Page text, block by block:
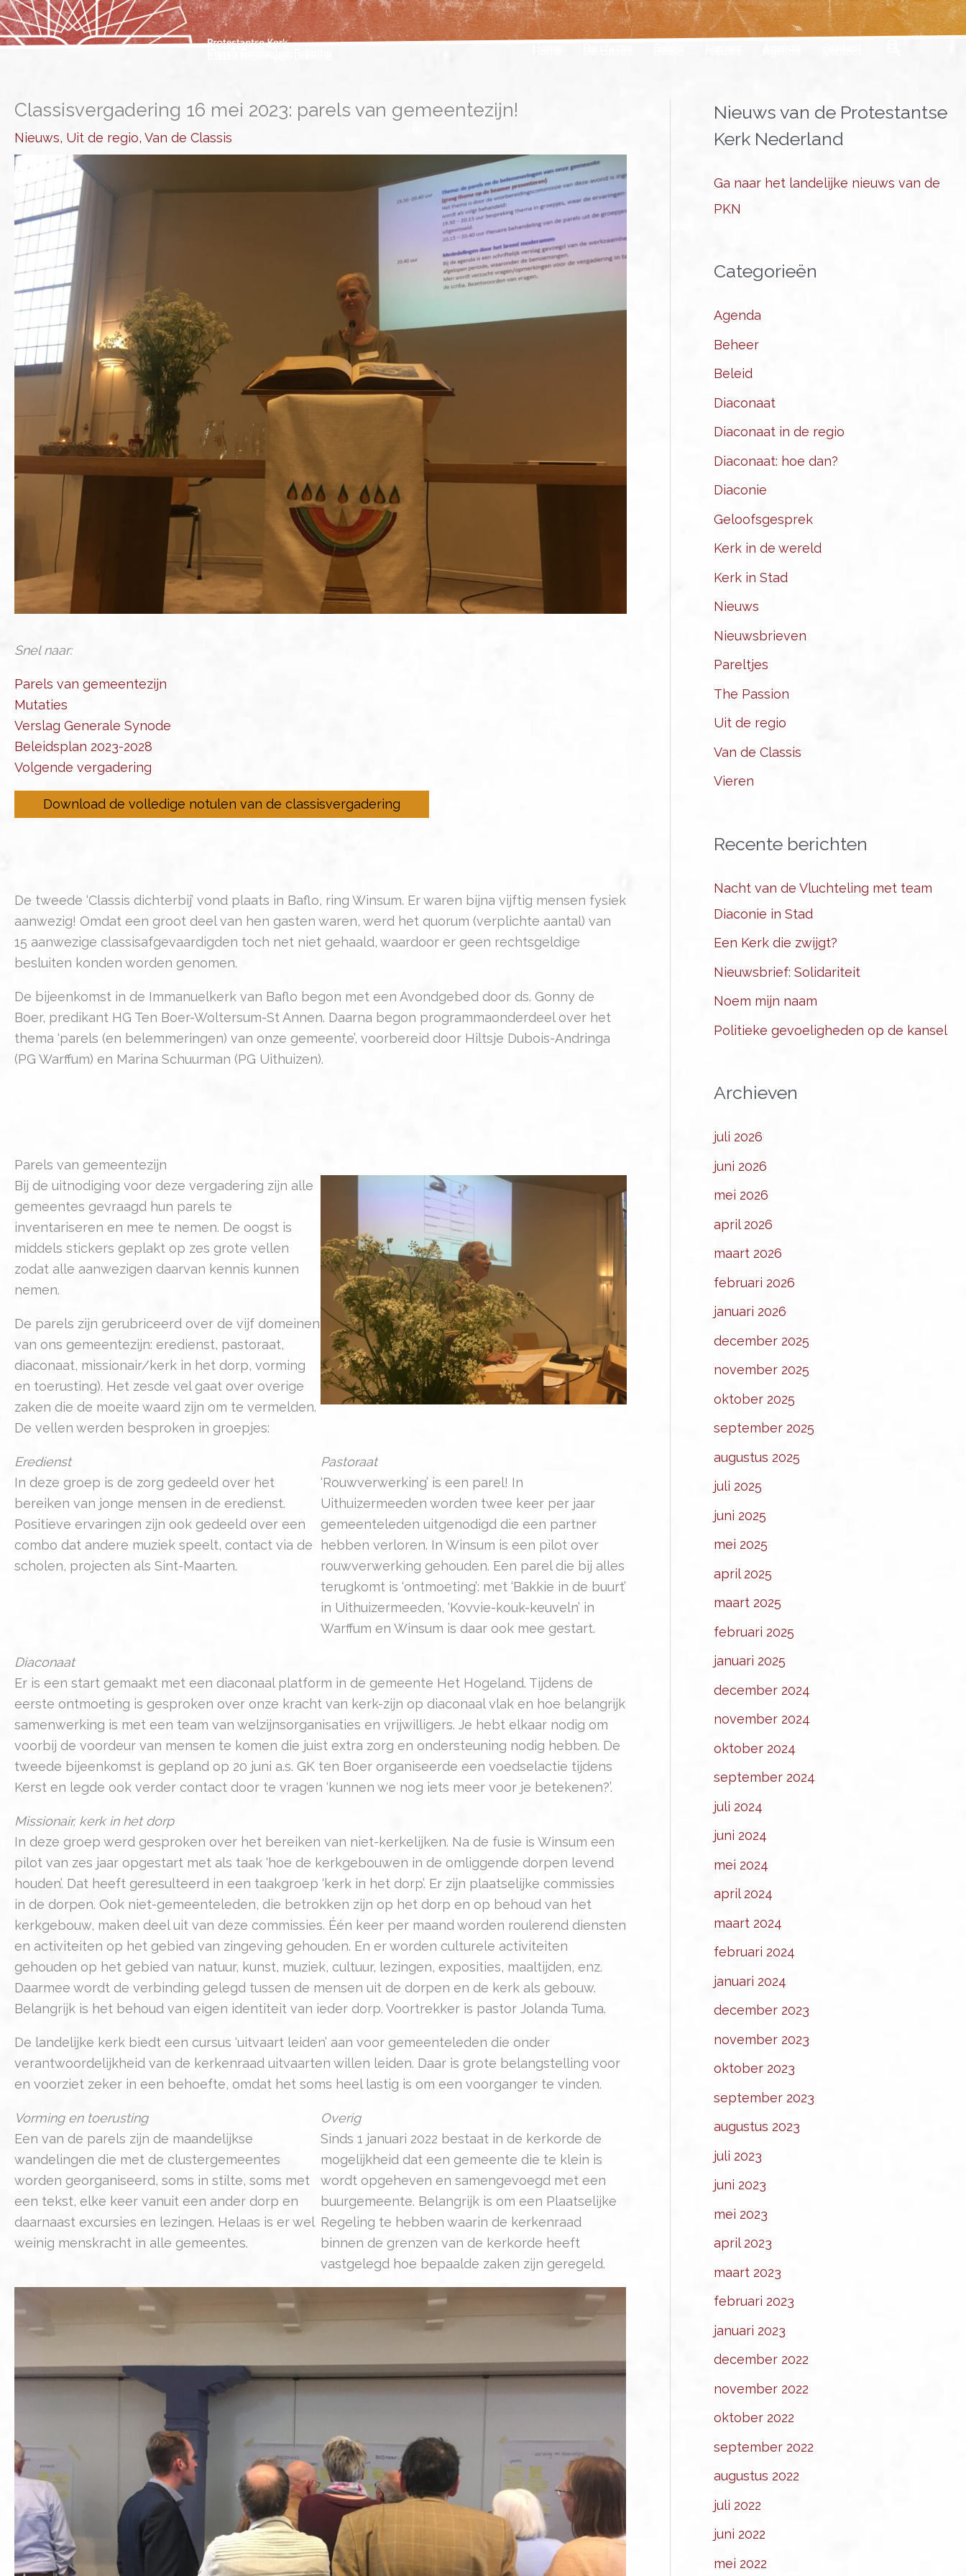
Ga
naar
Classisvergadering 16 mei 2023: parels van gemeentezijn!
Nieuws, Uit de regio, Van de Classis
Snel naar:
Parels van gemeentezijn
Mutaties
Verslag Generale Synode
Beleidsplan 2023-2028
Volgende vergadering
Download de volledige notulen van de classisvergadering
De tweede ‘Classis dichterbij’ vond plaats in Baflo, ring Winsum. Er waren bijna vijftig mensen fysiek
aanwezig! Omdat een groot deel van hen gasten waren, werd het quorum (verplichte aantal) van
15 aanwezige classisafgevaardigden toch net niet gehaald, waardoor er geen rechtsgeldige
besluiten konden worden genomen.
De bijeenkomst in de Immanuelkerk van Baflo begon met een Avondgebed door ds. Gonny de
Boer, predikant HG Ten Boer-Woltersum-St Annen. Daarna begon programmaonderdeel over het
thema ‘parels (en belemmeringen) van onze gemeente’, voorbereid door Hiltsje Dubois-Andringa
(PG Warffum) en Marina Schuurman (PG Uithuizen).
Parels van gemeentezijn
Bij de uitnodiging voor deze vergadering zijn alle
gemeentes gevraagd hun parels te
inventariseren en mee te nemen. De oogst is
middels stickers geplakt op zes grote vellen
zodat alle aanwezigen daarvan kennis kunnen
nemen.
De parels zijn gerubriceerd over de vijf domeinen
van ons gemeentezijn: eredienst, pastoraat,
diaconaat, missionair/kerk in het dorp, vorming
en toerusting). Het zesde vel gaat over overige
zaken die de moeite waard zijn om te vermelden.
De vellen werden besproken in groepjes:
Eredienst
In deze groep is de zorg gedeeld over het
bereiken van jonge mensen in de eredienst.
Positieve ervaringen zijn ook gedeeld over een
combo dat andere muziek speelt, contact via de
scholen, projecten als Sint-Maarten.
Pastoraat
‘Rouwverwerking’ is een parel! In
Uithuizermeeden worden twee keer per jaar
gemeenteleden uitgenodigd die een partner
hebben verloren. In Winsum is een pilot over
rouwverwerking gehouden. Een parel die bij alles
terugkomt is ‘ontmoeting’: met ‘Bakkie in de buurt’
in Uithuizermeeden, ‘Kovvie-kouk-keuveln’ in
Warffum en Winsum is daar ook mee gestart.
Diaconaat
Er is een start gemaakt met een diaconaal platform in de gemeente Het Hogeland. Tijdens de
eerste ontmoeting is gesproken over onze kracht van kerk-zijn op diaconaal vlak en hoe belangrijk
samenwerking is met een team van welzijnsorganisaties en vrijwilligers. Je hebt elkaar nodig om
voorbij de voordeur van mensen te komen die juist extra zorg en ondersteuning nodig hebben. De
tweede bijeenkomst is gepland op 20 juni a.s. GK ten Boer organiseerde een voedselactie tijdens
Kerst en legde ook verder contact door te vragen ‘kunnen we nog iets meer voor je betekenen?’.
Missionair, kerk in het dorp
In deze groep werd gesproken over het bereiken van niet-kerkelijken. Na de fusie is Winsum een
pilot van zes jaar opgestart met als taak ‘hoe de kerkgebouwen in de omliggende dorpen levend
houden’. Dat heeft geresulteerd in een taakgroep ‘kerk in het dorp’. Er zijn plaatselijke commissies
in de dorpen. Ook niet-gemeenteleden, die betrokken zijn op het dorp en op behoud van het
kerkgebouw, maken deel uit van deze commissies. Één keer per maand worden roulerend diensten
en activiteiten op het gebied van zingeving gehouden. En er worden culturele activiteiten
gehouden op het gebied van natuur, kunst, muziek, cultuur, lezingen, exposities, maaltijden, enz.
Daarmee wordt de verbinding gelegd tussen de mensen uit de dorpen en de kerk als gebouw.
Belangrijk is het behoud van eigen identiteit van ieder dorp. Voortrekker is pastor Jolanda Tuma.
De landelijke kerk biedt een cursus ‘uitvaart leiden’ aan voor gemeenteleden die onder
verantwoordelijkheid van de kerkenraad uitvaarten willen leiden. Daar is grote belangstelling voor
en voorziet zeker in een behoefte, omdat het soms heel lastig is om een voorganger te vinden.
Vorming en toerusting
Een van de parels zijn de maandelijkse
wandelingen die met de clustergemeentes
worden georganiseerd, soms in stilte, soms met
een tekst, elke keer vanuit een ander dorp en
daarnaast excursies en lezingen. Helaas is er wel
weinig menskracht in alle gemeentes.
Overig
Sinds 1 januari 2022 bestaat in de kerkorde de
mogelijkheid dat een gemeente die te klein is
wordt opgeheven en samengevoegd met een
buurgemeente. Belangrijk is om een Plaatselijke
Regeling te hebben waarin de kerkenraad
binnen de grenzen van de kerkorde heeft
vastgelegd hoe bepaalde zaken zijn geregeld.
Nieuws van de Protestantse
Kerk Nederland
Ga naar het landelijke nieuws van de
PKN
Categorieën
Agenda
Beheer
Beleid
Diaconaat
Diaconaat in de regio
Diaconaat: hoe dan?
Diaconie
Geloofsgesprek
Kerk in de wereld
Kerk in Stad
Nieuws
Nieuwsbrieven
Pareltjes
The Passion
Uit de regio
Van de Classis
Vieren
Recente berichten
Nacht van de Vluchteling met team
Diaconie in Stad
Een Kerk die zwijgt?
Nieuwsbrief: Solidariteit
Noem mijn naam
Politieke gevoeligheden op de kansel
Archieven
juli 2026
juni 2026
mei 2026
april 2026
maart 2026
februari 2026
januari 2026
december 2025
november 2025
oktober 2025
september 2025
augustus 2025
juli 2025
juni 2025
mei 2025
april 2025
maart 2025
februari 2025
januari 2025
december 2024
november 2024
oktober 2024
september 2024
juli 2024
juni 2024
mei 2024
april 2024
maart 2024
februari 2024
januari 2024
december 2023
november 2023
oktober 2023
september 2023
augustus 2023
juli 2023
juni 2023
mei 2023
april 2023
maart 2023
februari 2023
januari 2023
december 2022
november 2022
oktober 2022
september 2022
augustus 2022
juli 2022
juni 2022
mei 2022